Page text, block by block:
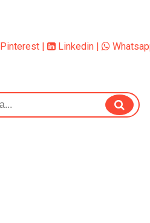
Pinterest | Linkedin |